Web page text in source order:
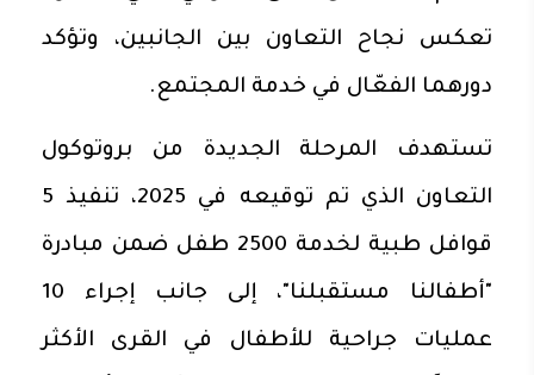
تعكس نجاح التعاون بين الجانبين، وتؤكد
دورهما الفعّال في خدمة المجتمع.
تستهدف المرحلة الجديدة من بروتوكول
التعاون الذي تم توقيعه في 2025، تنفيذ 5
قوافل طبية لخدمة 2500 طفل ضمن مبادرة
"أطفالنا مستقبلنا"، إلى جانب إجراء 10
عمليات جراحية للأطفال في القرى الأكثر